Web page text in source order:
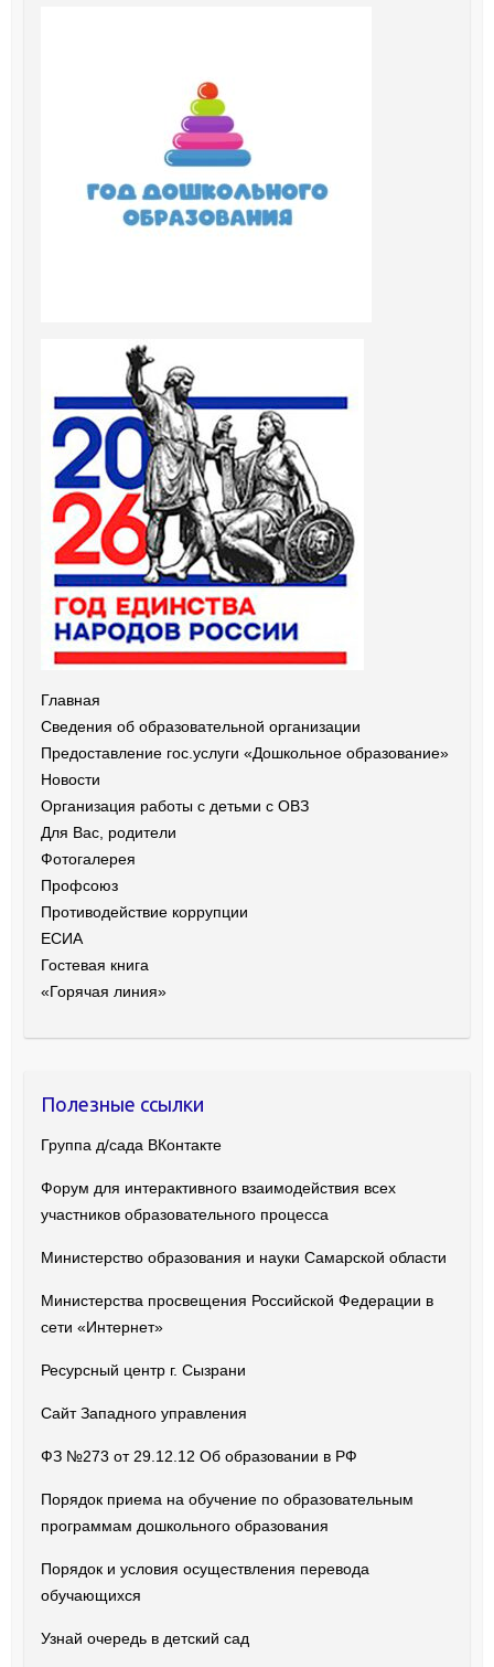
Главная
Сведения об образовательной организации
Предоставление гос.услуги «Дошкольное образование»
Новости
Организация работы с детьми с ОВЗ
Для Вас, родители
Фотогалерея
Профсоюз
Противодействие коррупции
ЕСИА
Гостевая книга
«Горячая линия»
Полезные ссылки
Группа д/сада ВКонтакте
Форум для интерактивного взаимодействия всех
участников образовательного процесса
Министерство образования и науки Самарской области
Министерства просвещения Российской Федерации в
сети «Интернет»
Ресурсный центр г. Сызрани
Сайт Западного управления
ФЗ №273 от 29.12.12 Об образовании в РФ
Порядок приема на обучение по образовательным
программам дошкольного образования
Порядок и условия осуществления перевода
обучающихся
Узнай очередь в детский сад